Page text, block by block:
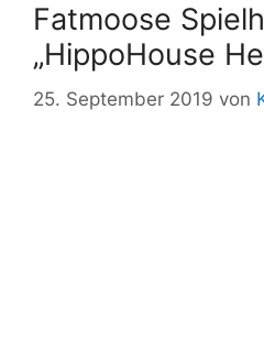
Fatmoose
„HippoHouse
25. September 2019 von